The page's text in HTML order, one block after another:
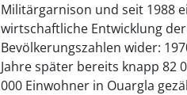
Militärgarnison und seit 1988
wirtschaftliche Entwicklung
Bevölkerungszahlen wider:
Jahre später bereits knapp 82
000 Einwohner in Ouargla